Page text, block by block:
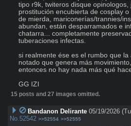
tipo r9k, twiteros disque opinologos,
prostitución encubierta de cosplay
de mierda, mariconerías/trannies/
abundan, están desparramados e
chatarra... completamente
tuberaciones infectas.
si realmente ése es el rumbo que la
notado que genera más
entonces no hay nada más qué
GG IZI
15 posts and 27 images omitted.
Bandanon Delirante 05/19/2026
No. 52542 >>52554 >>52555